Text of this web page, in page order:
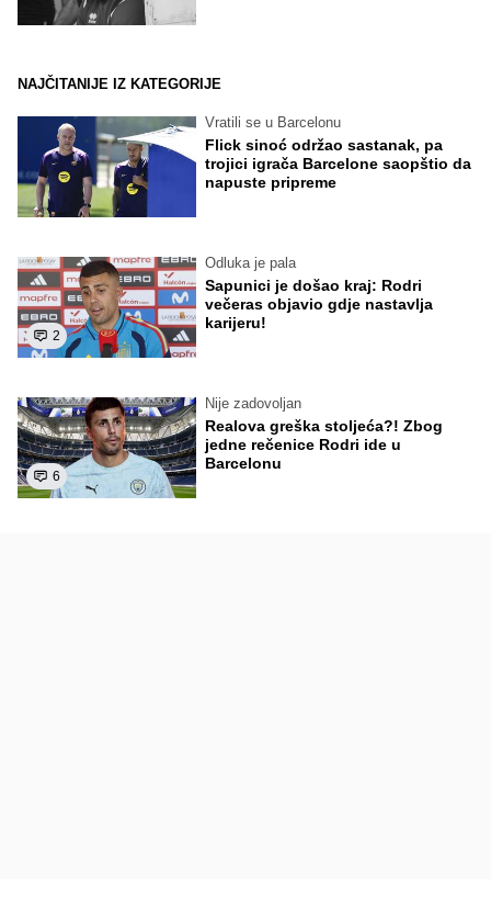
NAJČITANIJE IZ KATEGORIJE
Vratili se u Barcelonu
Flick sinoć održao sastanak, pa
trojici igrača Barcelone saopštio da
napuste pripreme
2
Odluka je pala
Sapunici je došao kraj: Rodri
večeras objavio gdje nastavlja
karijeru!
6
Nije zadovoljan
Realova greška stoljeća?! Zbog
jedne rečenice Rodri ide u
Barcelonu